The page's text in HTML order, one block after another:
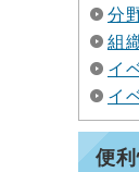
分
組
イ
イ
便